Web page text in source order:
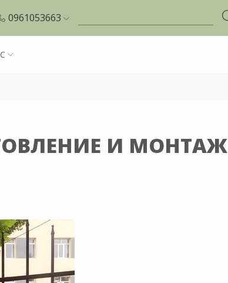
0961053663
И МОНТАЖ